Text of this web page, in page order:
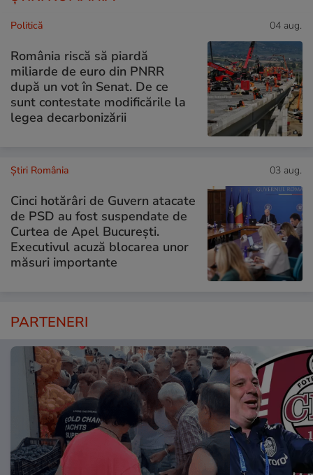
Politică 04 aug.
România riscă să piardă
miliarde de euro din PNRR
după un vot în Senat. De ce
sunt contestate modificările la
legea decarbonizării
Știri România 03 aug.
Cinci hotărâri de Guvern atacate
de PSD au fost suspendate de
Curtea de Apel București.
Executivul acuză blocarea unor
măsuri importante
PARTENERI